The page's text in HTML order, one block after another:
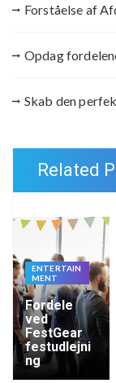
Forståelse af
Opdag
Skab den
Related
ENTERTAIN
MENT
Fordele
ved
FestGear
festudlejni
ng